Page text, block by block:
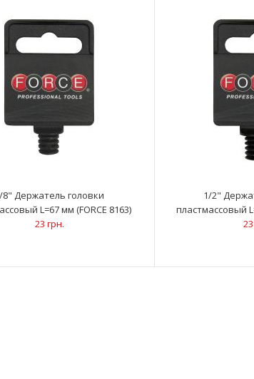
20 коротких отделений20 средних
8" Держатель головки
L=67 мм (FORCE 8163)
23 грн.
1/2"
пластмассовый